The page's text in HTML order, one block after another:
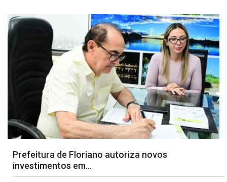
Contato
Prefeitura de Floriano autoriza novos
investimentos em...